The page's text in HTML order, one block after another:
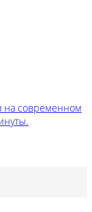
на современном